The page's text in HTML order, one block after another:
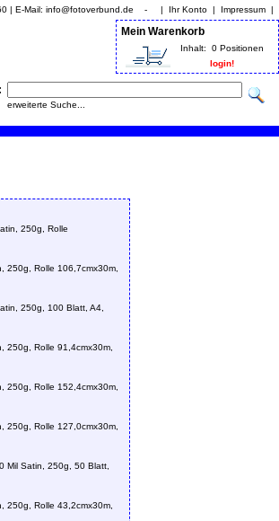
60 | E-Mail: info@fotoverbund.de - | Ihr Konto | Impressum |
Mein Warenkorb
Inhalt:
0 Positionen
login!
erweiterte Suche...
250g, Rolle
250g, Rolle 106,7cmx30m,
250g, 100 Blatt, A4,
250g, Rolle 91,4cmx30m,
250g, Rolle 152,4cmx30m,
250g, Rolle 127,0cmx30m,
Mil Satin, 250g, 50 Blatt,
250g, Rolle 43,2cmx30m,